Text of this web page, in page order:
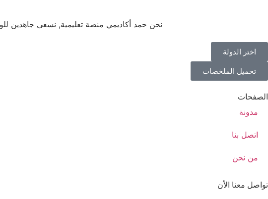
نحن حمد أكاديمي منصة تعليمية, نسعى جاهدين
اختر الدولة
تحميل الملخصات
الصفحات
مدونة
اتصل بنا
من نحن
تواصل معنا الأن